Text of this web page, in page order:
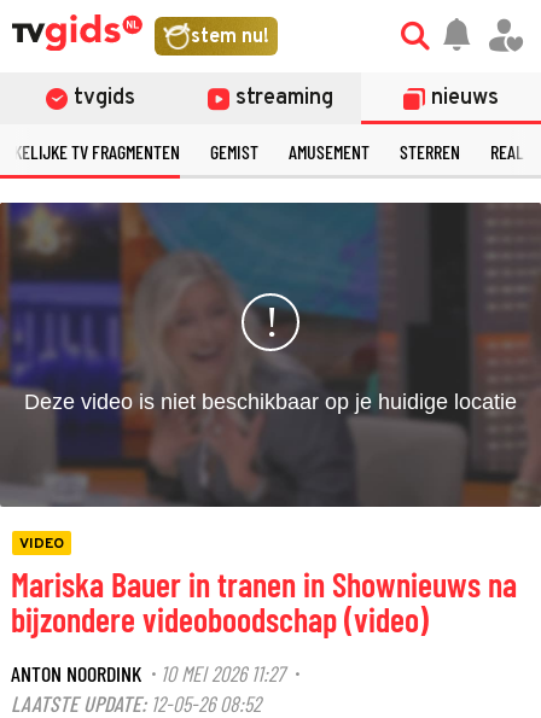
stem nu!
tvgids streaming nieuws
TV FRAGMENTEN GEMIST AMUSEMENT STERREN
©
VIDEO
Mariska Bauer in tranen in Shownieuws na
bijzondere videoboodschap (video)
ANTON NOORDINK · 10 MEI 2026 11:27·
LAATSTE UPDATE: 12-05-26 08:52